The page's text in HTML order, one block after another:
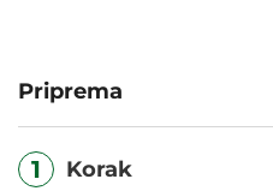
Priprema
1 Korak